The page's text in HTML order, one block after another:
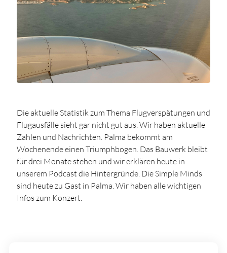
Die aktuelle Statistik zum Thema Flugverspätungen und
Flugausfälle sieht gar nicht gut aus. Wir haben aktuelle
Zahlen und Nachrichten. Palma bekommt am
Wochenende einen Triumphbogen. Das Bauwerk bleibt
für drei Monate stehen und wir erklären heute in
unserem Podcast die Hintergründe. Die Simple Minds
sind heute zu Gast in Palma. Wir haben alle wichtigen
Infos zum Konzert.